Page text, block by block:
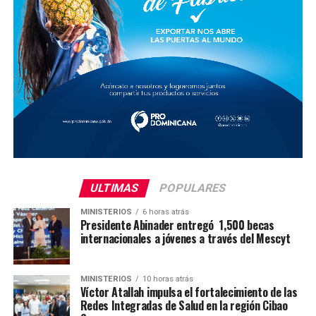
ULTIMAS POPULARES
MINISTERIOS 6 horas atrás
Presidente Abinader entregó 1,500 becas
internacionales a jóvenes a través del Mescyt
MINISTERIOS 10 horas atrás
Víctor Atallah impulsa el fortalecimiento de las
Redes Integradas de Salud en la región Cibao